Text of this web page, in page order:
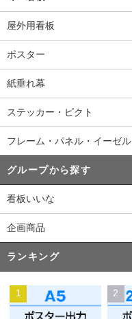
屋外用看板
ポスター
紙垂れ幕
ステッカー・ピクト
フレーム・パネル・イーゼル
グループから探す
看板いいな
企画商品
ランキング
1 2